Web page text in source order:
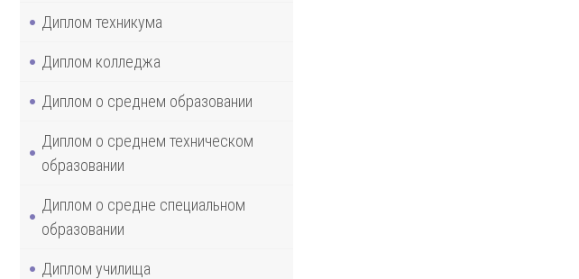
Диплом техникума
Диплом колледжа
Диплом о среднем образовании
Диплом о среднем техническом
образовании
Диплом о средне специальном
образовании
Диплом училища